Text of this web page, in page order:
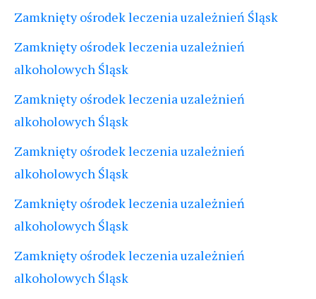
Zamknięty ośrodek leczenia uzależnień Śląsk
Zamknięty ośrodek leczenia uzależnień
alkoholowych Śląsk
Zamknięty ośrodek leczenia uzależnień
alkoholowych Śląsk
Zamknięty ośrodek leczenia uzależnień
alkoholowych Śląsk
Zamknięty ośrodek leczenia uzależnień
alkoholowych Śląsk
Zamknięty ośrodek leczenia uzależnień
alkoholowych Śląsk